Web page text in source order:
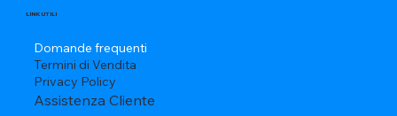
LINK UTILI
Domande frequenti
Termini di Vendita
Privacy Policy
Assistenza Cliente